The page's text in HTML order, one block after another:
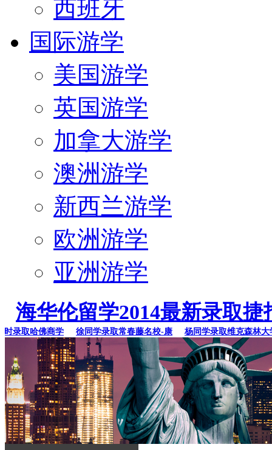
西班牙
国际游学
美国游学
英国游学
加拿大游学
澳洲游学
新西兰游学
欧洲游学
亚洲游学
海华伦留学2014最新录取捷
取哈佛商学 徐同学录取常春藤名校-康 杨同学录取维克森林大学